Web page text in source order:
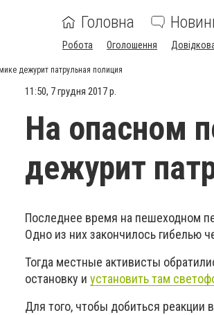
Головна
Робота Оголошення
дежурит патрульная полиция
11:50, 7 грудня 2017 р.
На опасном
дежурит
Последнее время на пешеходном
Одно из них закончилось гибелью
Тогда местные активисты
остановку и установить там
Для того, чтобы добиться реакции